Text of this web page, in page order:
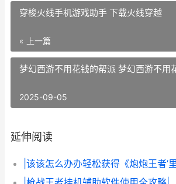
穿梭火线手机游戏助手 下载火线穿越
« 上一篇
梦幻西游不用花钱的帮派 梦幻西游不用
2025-09-05
延伸阅读